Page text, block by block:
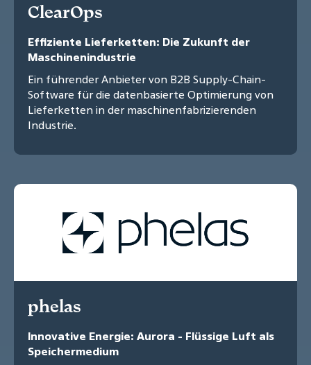
ClearOps
Effiziente Lieferketten: Die Zukunft der
Maschinenindustrie
Ein führender Anbieter von B2B Supply-Chain-
Software für die datenbasierte Optimierung von
Lieferketten in der maschinenfabrizierenden
Industrie.
phelas
Innovative Energie: Aurora - Flüssige Luft als
Speichermedium